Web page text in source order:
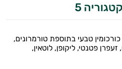
5
טבעי בתוספת טורמרונים,
זעפרן פטנטי, ליקופן, לוטאין,